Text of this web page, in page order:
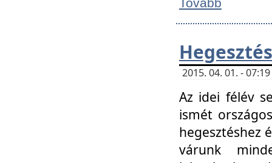
2015. 04. 01. -
Az idei félév
ismét
hegesztéshez
várunk